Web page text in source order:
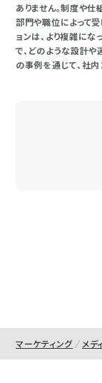
ありません。制度や
部門や職位によって
ョンは、より複雑に
で、どのような設計
の事例を通じて、社
マーケティング メデ